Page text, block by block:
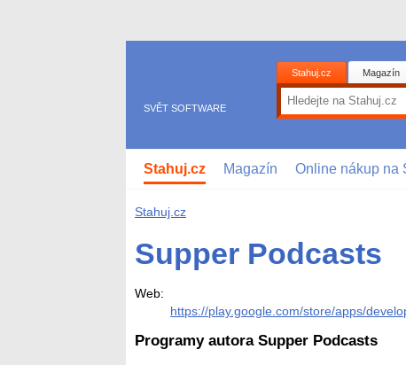
SVĚT SOFTWARE
Stahuj.cz Magazín
Stahuj.cz Magazín Online nákup na
Stahuj.cz
Supper Podcasts
Web:
https://play.google.com/store/apps/
Programy autora Supper Podcasts